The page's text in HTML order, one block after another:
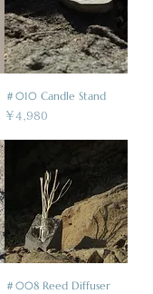
＃010 Candle Stand
価格
￥4,980
＃008 Reed Diffuser